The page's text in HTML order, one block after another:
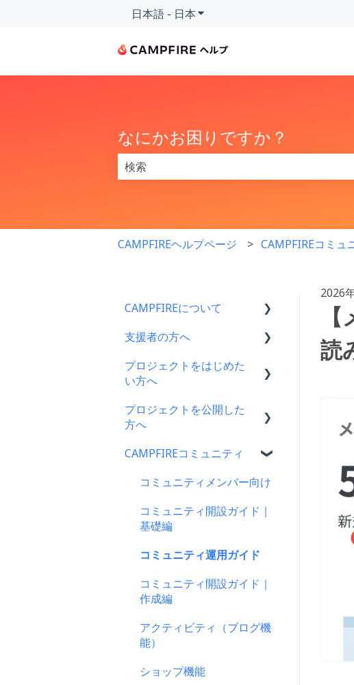
日本語 - 日本翻訳のサブメニューを表示
なにかお困りですか？
CAMPFIREヘルプページ CAMPFIREコミュ
2026
読
CAMPFIREについて
CAMPFIRE各種制度の規約
CAMPFIREふるさと納税に
はじめての方へ
登録情報に関するよくある
ログアウトについて
除について
マイページの機能について
ス
支援者の方へ
支援に関するよくある質問
キャリア決済
楽天ペイ
au PAY（ネット支払い）
PayPay（ペイペイ）決済
Paypal決済
支援をする前に
コンビニ払い
プロジェクトをはじめた
い方へ
プロジェクトをはじめる前
に
プロジェクト作成時によく
プロジェクトの審査につい
リターン設定で気をつける
リターンについて
プロフィールについて
プロジェクトを公開した
方へ
支援金の振込について
プロジェクトを公開したら
仲間募集について
プロジェクト達成に役立つ
プロジェクト公開後によく
CAMPFIREコミュニティ
コミュニティメンバー向け
コミュニティ開設ガイド｜
基礎編
コミュニティ運用ガイド
コミュニティ開設ガイド｜
作成編
アクティビティ（ブログ機
能）
ショップ機能